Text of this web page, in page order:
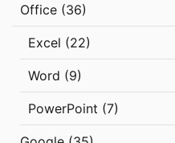
Office (36)
Excel (22)
Word (9)
PowerPoint (7)